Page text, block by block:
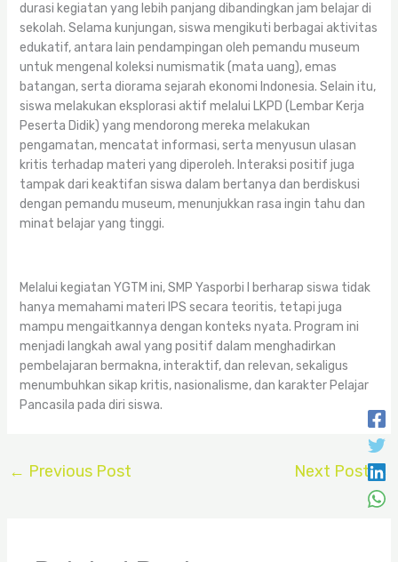
durasi kegiatan yang lebih panjang dibandingkan jam belajar di
sekolah. Selama kunjungan, siswa mengikuti berbagai aktivitas
edukatif, antara lain pendampingan oleh pemandu museum
untuk mengenal koleksi numismatik (mata uang), emas
batangan, serta diorama sejarah ekonomi Indonesia. Selain itu,
siswa melakukan eksplorasi aktif melalui LKPD (Lembar Kerja
Peserta Didik) yang mendorong mereka melakukan
pengamatan, mencatat informasi, serta menyusun ulasan
kritis terhadap materi yang diperoleh. Interaksi positif juga
tampak dari keaktifan siswa dalam bertanya dan berdiskusi
dengan pemandu museum, menunjukkan rasa ingin tahu dan
minat belajar yang tinggi.
Melalui kegiatan YGTM ini, SMP Yasporbi I berharap siswa tidak
hanya memahami materi IPS secara teoritis, tetapi juga
mampu mengaitkannya dengan konteks nyata. Program ini
menjadi langkah awal yang positif dalam menghadirkan
pembelajaran bermakna, interaktif, dan relevan, sekaligus
menumbuhkan sikap kritis, nasionalisme, dan karakter Pelajar
Pancasila pada diri siswa.
← Previous Post Next Post→